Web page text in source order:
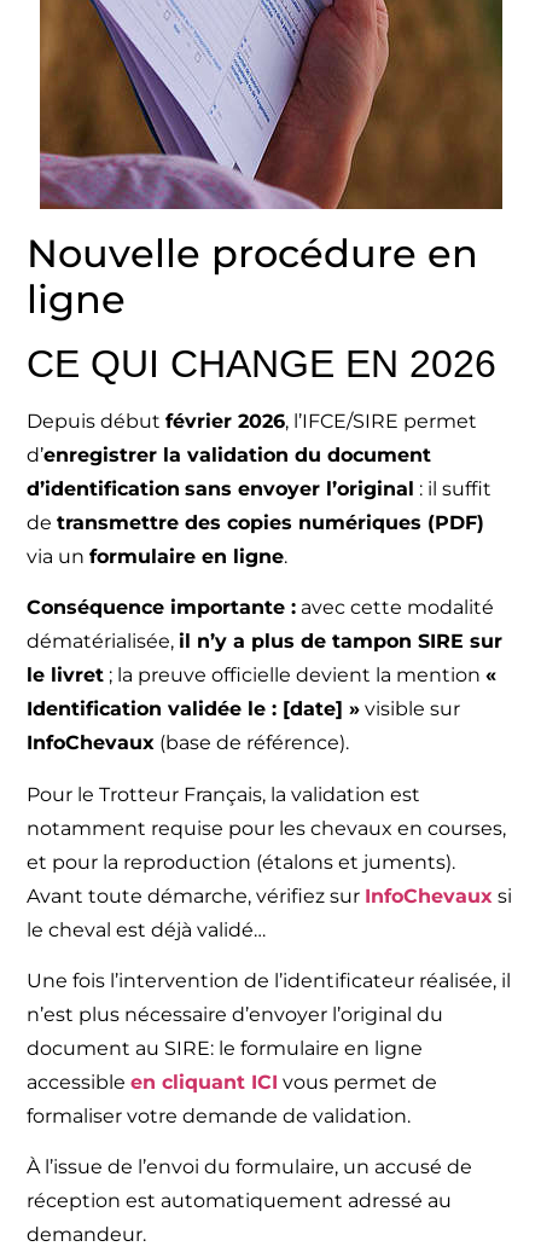
Nouvelle procédure en
ligne
CE QUI CHANGE EN 2026
Depuis débutfévrier 2026, l’IFCE/SIRE permet
d’enregistrer la validation du document
d’identification sans envoyer l’original : il suffit
detransmettre des copies numériques (PDF)
via unformulaire en ligne.
Conséquence importante : avec cette modalité
dématérialisée,il n’y a plus de tampon SIRE sur
le livret ; la preuve officielle devient la mention«
Identification validée le : [date] » visible sur
InfoChevaux (base de référence).
Pour le Trotteur Français, la validation est
notamment requise pour les chevaux en courses,
et pour la reproduction (étalons et juments).
Avant toute démarche, vérifiez sur InfoChevaux si
le cheval est déjà validé…
Une fois l’intervention de l’identificateur réalisée, il
n’est plus nécessaire d’envoyer l’original du
document au SIRE: le formulaire en ligne
accessibleen cliquant ICI vous permet de
formaliser votre demande de validation.
À l’issue de l’envoi du formulaire, un accusé de
réception est automatiquement adressé au
demandeur.